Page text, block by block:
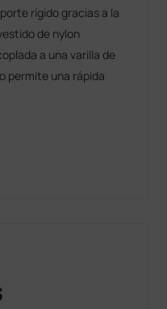
rígido gracias a la
de nylon
a una varilla de
permite una rápida